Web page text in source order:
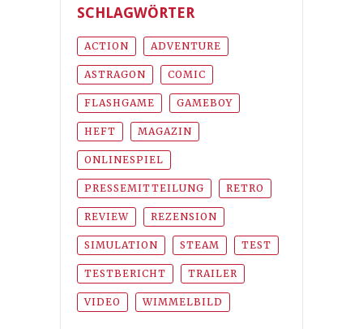
SCHLAGWÖRTER
ACTION ADVENTURE
ASTRAGON COMIC
FLASHGAME GAMEBOY
HEFT MAGAZIN
ONLINESPIEL
PRESSEMITTEILUNG RETRO
REVIEW REZENSION
SIMULATION STEAM TEST
TESTBERICHT TRAILER
VIDEO WIMMELBILD